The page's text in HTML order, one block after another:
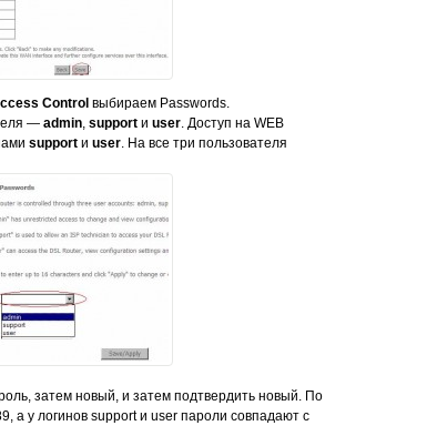
Controlвыбираем Passwords.
— admin, supportи user. Доступ на WEB
supportи user. На все три пользователя
затем новый, и затем подтвердить новый. По
а у логинов support и user пароли совпадают с